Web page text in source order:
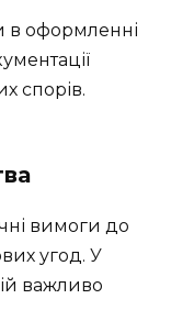
в оформленні
спорів.
вимоги до
угод. У
важливо